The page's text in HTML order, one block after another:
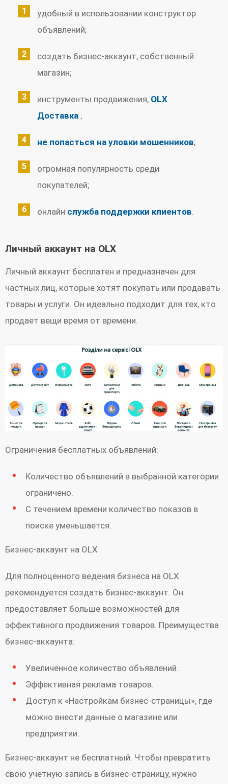
удобный в использовании конструктор
объявлений;
создать бизнес-аккаунт, собственный
магазин;
инструменты продвижения, OLX
Доставка ;
не попасться на уловки мошенников;
огромная популярность среди
покупателей;
онлайн служба поддержки клиентов
Личный аккаунт на OLX
Личный аккаунт бесплатен и предназначен для
частных лиц, которые хотят покупать или продавать
товары и услуги. Он идеально подходит для тех, кто
продает вещи время от времени.
Ограничения бесплатных объявлений:
Количество объявлений в выбранной категории
ограничено.
С течением времени количество показов в
поиске уменьшается.
Бизнес-аккаунт на OLX
Для полноценного ведения бизнеса на OLX
рекомендуется создать бизнес-аккаунт. Он
предоставляет больше возможностей для
эффективного продвижения товаров. Преимущества
бизнес-аккаунта:
Увеличенное количество объявлений.
Эффективная реклама товаров.
Доступ к «Настройкам бизнес-страницы», где
можно внести данные о магазине или
предприятии.
Бизнес-аккаунт не бесплатный. Чтобы превратить
свою учетную запись в бизнес-страницу, нужно